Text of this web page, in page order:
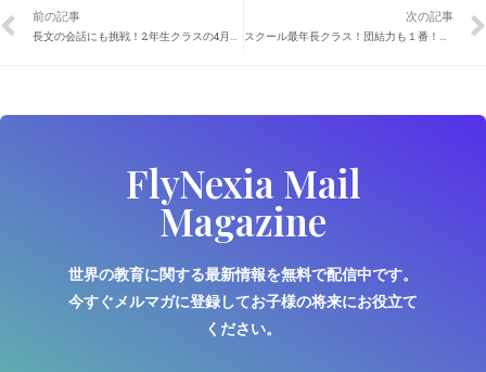
前の記事
長文の会話にも挑戦！2年生クラスの4月の様子
次の記事
スクール最年長クラス！団結力も１番！最後の1年の始まりです
FlyNexia Mail
Magazine
世界の教育に関する最新情報を無料で配信中です。
今すぐメルマガに登録してお子様の将来にお役立て
ください。